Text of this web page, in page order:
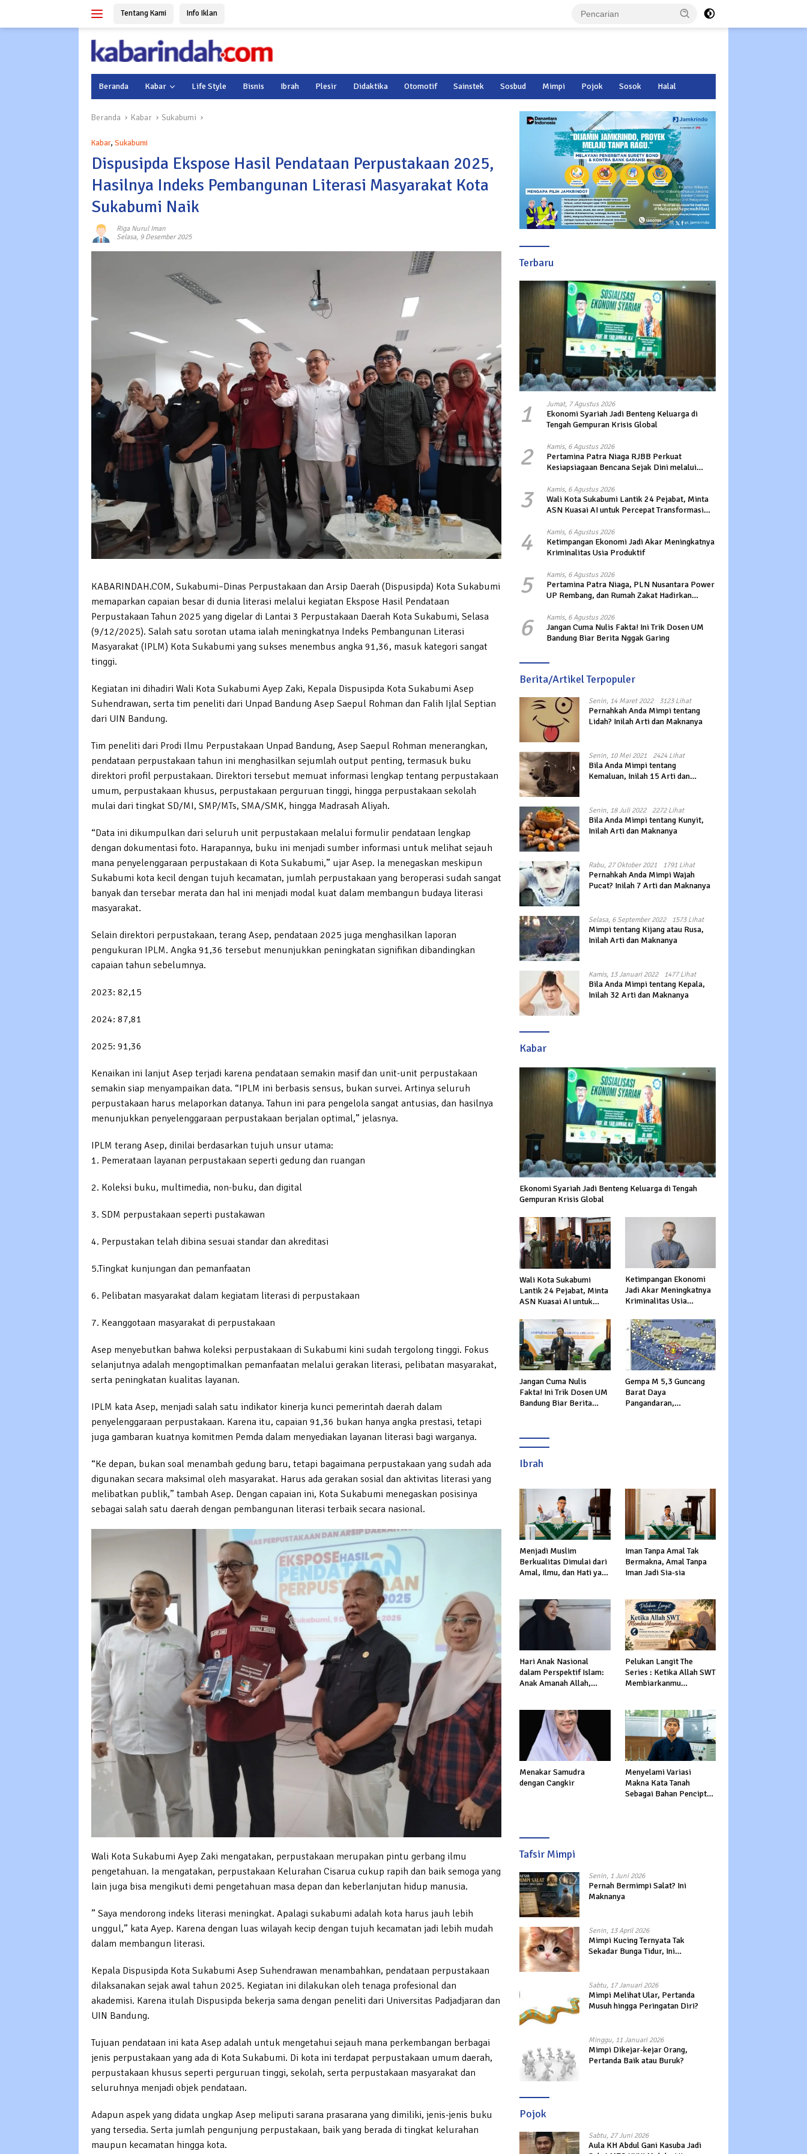
Tentang Kami Info Iklan
Beranda Kabar Life Style Bisnis Ibrah Plesir Didaktika Otomotif Sainstek Sosbud Mimpi Pojok Sosok Halal
Beranda Kabar Sukabumi
Kabar, Sukabumi
Dispusipda Ekspose Hasil Pendataan Perpustakaan 2025,
Hasilnya Indeks Pembangunan Literasi Masyarakat Kota
Sukabumi Naik
Riga Nurul Iman
Selasa, 9 Desember 2025
KABARINDAH.COM, Sukabumi–Dinas Perpustakaan dan Arsip Daerah (Dispusipda) Kota Sukabumi
memaparkan capaian besar di dunia literasi melalui kegiatan Ekspose Hasil Pendataan
Perpustakaan Tahun 2025 yang digelar di Lantai 3 Perpustakaan Daerah Kota Sukabumi, Selasa
(9/12/2025). Salah satu sorotan utama ialah meningkatnya Indeks Pembangunan Literasi
Masyarakat (IPLM) Kota Sukabumi yang sukses menembus angka 91,36, masuk kategori sangat
tinggi.
Kegiatan ini dihadiri Wali Kota Sukabumi Ayep Zaki, Kepala Dispusipda Kota Sukabumi Asep
Suhendrawan, serta tim peneliti dari Unpad Bandung Asep Saepul Rohman dan Falih Ijlal Septian
dari UIN Bandung.
Tim peneliti dari Prodi Ilmu Perpustakaan Unpad Bandung, Asep Saepul Rohman menerangkan,
pendataan perpustakaan tahun ini menghasilkan sejumlah output penting, termasuk buku
direktori profil perpustakaan. Direktori tersebut memuat informasi lengkap tentang perpustakaan
umum, perpustakaan khusus, perpustakaan perguruan tinggi, hingga perpustakaan sekolah
mulai dari tingkat SD/MI, SMP/MTs, SMA/SMK, hingga Madrasah Aliyah.
“Data ini dikumpulkan dari seluruh unit perpustakaan melalui formulir pendataan lengkap
dengan dokumentasi foto. Harapannya, buku ini menjadi sumber informasi untuk melihat sejauh
mana penyelenggaraan perpustakaan di Kota Sukabumi,” ujar Asep. Ia menegaskan meskipun
Sukabumi kota kecil dengan tujuh kecamatan, jumlah perpustakaan yang beroperasi sudah sangat
banyak dan tersebar merata dan hal ini menjadi modal kuat dalam membangun budaya literasi
masyarakat.
Selain direktori perpustakaan, terang Asep, pendataan 2025 juga menghasilkan laporan
pengukuran IPLM. Angka 91,36 tersebut menunjukkan peningkatan signifikan dibandingkan
capaian tahun sebelumnya.
2023: 82,15
2024: 87,81
2025: 91,36
Kenaikan ini lanjut Asep terjadi karena pendataan semakin masif dan unit-unit perpustakaan
semakin siap menyampaikan data. “IPLM ini berbasis sensus, bukan survei. Artinya seluruh
perpustakaan harus melaporkan datanya. Tahun ini para pengelola sangat antusias, dan hasilnya
menunjukkan penyelenggaraan perpustakaan berjalan optimal,” jelasnya.
IPLM terang Asep, dinilai berdasarkan tujuh unsur utama:
1. Pemerataan layanan perpustakaan seperti gedung dan ruangan
2. Koleksi buku, multimedia, non-buku, dan digital
3. SDM perpustakaan seperti pustakawan
4. Perpustakan telah dibina sesuai standar dan akreditasi
5.Tingkat kunjungan dan pemanfaatan
6. Pelibatan masyarakat dalam kegiatam literasi di perpustakaan
7. Keanggotaan masyarakat di perpustakaan
Asep menyebutkan bahwa koleksi perpustakaan di Sukabumi kini sudah tergolong tinggi. Fokus
selanjutnya adalah mengoptimalkan pemanfaatan melalui gerakan literasi, pelibatan masyarakat,
serta peningkatan kualitas layanan.
IPLM kata Asep, menjadi salah satu indikator kinerja kunci pemerintah daerah dalam
penyelenggaraan perpustakaan. Karena itu, capaian 91,36 bukan hanya angka prestasi, tetapi
juga gambaran kuatnya komitmen Pemda dalam menyediakan layanan literasi bagi warganya.
“Ke depan, bukan soal menambah gedung baru, tetapi bagaimana perpustakaan yang sudah ada
digunakan secara maksimal oleh masyarakat. Harus ada gerakan sosial dan aktivitas literasi yang
melibatkan publik,” tambah Asep. Dengan capaian ini, Kota Sukabumi menegaskan posisinya
sebagai salah satu daerah dengan pembangunan literasi terbaik secara nasional.
Wali Kota Sukabumi Ayep Zaki mengatakan, perpustakaan merupakan pintu gerbang ilmu
pengetahuan. Ia mengatakan, perpustakaan Kelurahan Cisarua cukup rapih dan baik semoga yang
lain juga bisa mengikuti demi pengetahuan masa depan dan keberlanjutan hidup manusia.
” Saya mendorong indeks literasi meningkat. Apalagi sukabumi adalah kota harus jauh lebih
unggul,” kata Ayep. Karena dengan luas wilayah kecip dengan tujuh kecamatan jadi lebih mudah
dalam membangun literasi.
Kepala Dispusipda Kota Sukabumi Asep Suhendrawan menambahkan, pendataan perpustakaan
dilaksanakan sejak awal tahun 2025. Kegiatan ini dilakukan oleh tenaga profesional dan
akademisi. Karena itulah Dispusipda bekerja sama dengan peneliti dari Universitas Padjadjaran dan
UIN Bandung.
Tujuan pendataan ini kata Asep adalah untuk mengetahui sejauh mana perkembangan berbagai
jenis perpustakaan yang ada di Kota Sukabumi. Di kota ini terdapat perpustakaan umum daerah,
perpustakaan khusus seperti perguruan tinggi, sekolah, serta perpustakaan masyarakat dan
seluruhnya menjadi objek pendataan.
Adapun aspek yang didata ungkap Asep meliputi sarana prasarana yang dimiliki, jenis-jenis buku
yang tersedia. Serta jumlah pengunjung perpustakaan, baik yang berada di tingkat kelurahan
maupun kecamatan hingga kota.
Terbaru
1 Jumat, 7 Agustus 2026
Ekonomi Syariah Jadi Benteng Keluarga di
Tengah Gempuran Krisis Global
2 Kamis, 6 Agustus 2026
Pertamina Patra Niaga RJBB Perkuat
Kesiapsiagaan Bencana Sejak Dini melalui
3 Kamis, 6 Agustus 2026
Wali Kota Sukabumi Lantik 24 Pejabat, Minta
ASN Kuasai AI untuk Percepat Transformasi
4 Kamis, 6 Agustus 2026
Ketimpangan Ekonomi Jadi Akar Meningkatnya
Kriminalitas Usia Produktif
5 Kamis, 6 Agustus 2026
Pertamina Patra Niaga, PLN Nusantara Power
UP Rembang, dan Rumah Zakat Hadirkan
Gempa di Sigi
6 Kamis, 6 Agustus 2026
Jangan Cuma Nulis Fakta! Ini Trik Dosen UM
Bandung Biar Berita Nggak Garing
Berita/Artikel Terpopuler
Senin, 14 Maret 2022 3123 Lihat
Pernahkah Anda Mimpi tentang
Lidah? Inilah Arti dan Maknanya
Senin, 10 Mei 2021 2424 Lihat
Bila Anda Mimpi tentang
Kemaluan, Inilah 15 Arti dan
Senin, 18 Juli 2022 2272 Lihat
Bila Anda Mimpi tentang Kunyit,
Inilah Arti dan Maknanya
Rabu, 27 Oktober 2021 1791 Lihat
Pernahkah Anda Mimpi Wajah
Pucat? Inilah 7 Arti dan Maknanya
Selasa, 6 September 2022 1573 Lihat
Mimpi tentang Kijang atau Rusa,
Inilah Arti dan Maknanya
Kamis, 13 Januari 2022 1477 Lihat
Bila Anda Mimpi tentang Kepala,
Inilah 32 Arti dan Maknanya
Kabar
Ekonomi Syariah Jadi Benteng Keluarga di Tengah
Gempuran Krisis Global
Wali Kota Sukabumi
Lantik 24 Pejabat, Minta
ASN Kuasai AI untuk
Layanan Publik
Ketimpangan Ekonomi
Jadi Akar Meningkatnya
Kriminalitas Usia
Jangan Cuma Nulis
Fakta! Ini Trik Dosen UM
Bandung Biar Berita
Gempa M 5,3 Guncang
Barat Daya
Pangandaran,
Ibrah
Menjadi Muslim
Berkualitas Dimulai dari
Amal, Ilmu, dan Hati yang
Iman Tanpa Amal Tak
Bermakna, Amal Tanpa
Iman Jadi Sia-sia
Hari Anak Nasional
dalam Perspektif Islam:
Anak Amanah Allah,
Pelukan Langit The
Series : Ketika Allah SWT
Membiarkanmu
Menakar Samudra
dengan Cangkir
Menyelami Variasi
Makna Kata Tanah
Sebagai Bahan Pencipta
Tafsir Mimpi
Senin, 1 Juni 2026
Pernah Bermimpi Salat? Ini
Maknanya
Senin, 13 April 2026
Mimpi Kucing Ternyata Tak
Sekadar Bunga Tidur, Ini
Sabtu, 17 Januari 2026
Mimpi Melihat Ular, Pertanda
Musuh hingga Peringatan Diri?
Minggu, 11 Januari 2026
Mimpi Dikejar-kejar Orang,
Pertanda Baik atau Buruk?
Pojok
Sabtu, 27 Juni 2026
Aula KH Abdul Gani Kasuba Jadi